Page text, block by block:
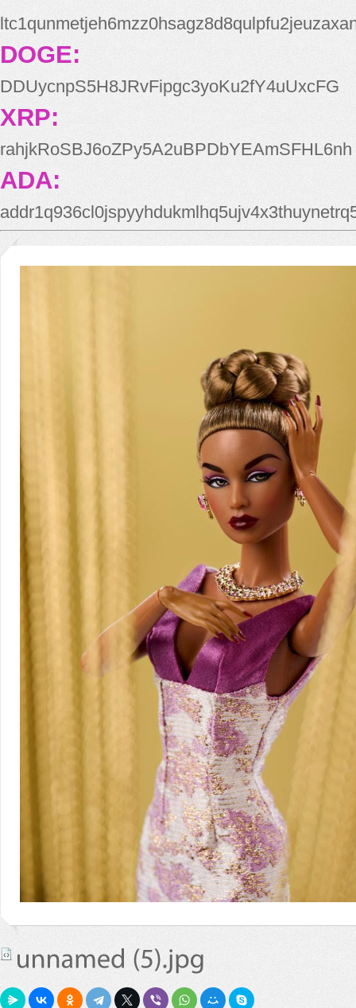
DOGE:
DDUycnpS5H8JRvFipgc3yoKu2fY4uUxcFG
XRP:
rahjkRoSBJ6oZPy5A2uBPDbYEAmSFHL6nh
ADA: